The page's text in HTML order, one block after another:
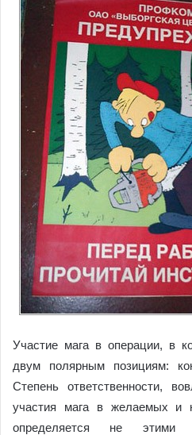
Участие мага в операции, в
двум полярным позициям:
Степень ответственности,
участия мага в желаемых и
определяется не